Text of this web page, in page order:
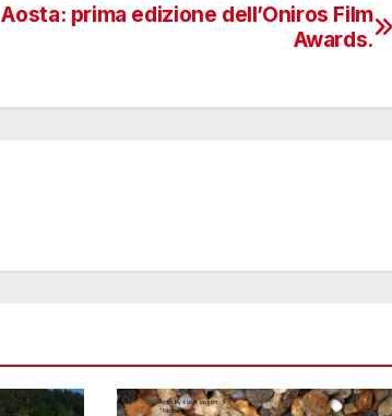
Aosta: prima edizione dell’Oniros Film
Awards.